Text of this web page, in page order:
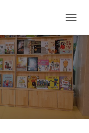
换
导
航